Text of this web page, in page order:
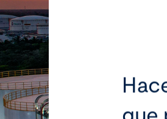
que